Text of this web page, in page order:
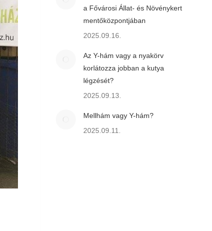
a Fővárosi Állat- és Növénykert
mentőközpontjában
2025.09.16.
Az Y-hám vagy a nyakörv
korlátozza jobban a kutya
légzését?
2025.09.13.
Mellhám vagy Y-hám?
2025.09.11.